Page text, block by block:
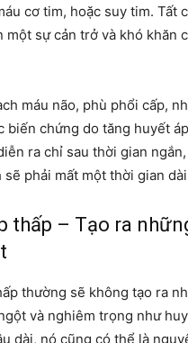
cơ tim, hoặc suy tim. Tất
một sự cản trở và khó khăn
máu não, phù phổi cấp,
biến chứng do tăng huyết
ra chỉ sau thời gian
sẽ phải mất một thời gian
thấp – Tạo ra
thường sẽ không tạo ra
và nghiêm trọng như
dài, nó cũng có thể là